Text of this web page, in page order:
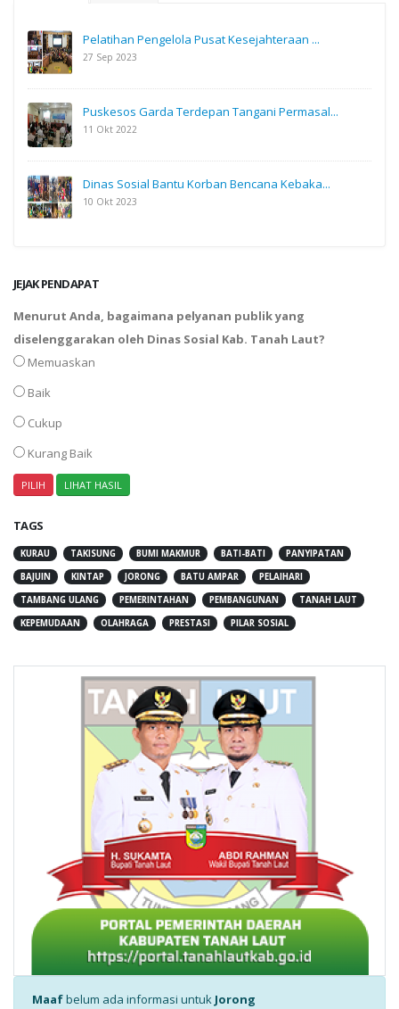
Pelatihan Pengelola Pusat Kesejahteraan ...
27 Sep 2023
Puskesos Garda Terdepan Tangani Permasal...
11 Okt 2022
Dinas Sosial Bantu Korban Bencana Kebaka...
10 Okt 2023
JEJAK PENDAPAT
Menurut Anda, bagaimana pelyanan publik yang
diselenggarakan oleh Dinas Sosial Kab. Tanah Laut?
Memuaskan
Baik
Cukup
Kurang Baik
TAGS
KURAU TAKISUNG BUMI MAKMUR BATI-BATI
PANYIPATAN
BAJUIN
KINTAP JORONG BATU AMPAR
PELAIHARI
TAMBANG ULANG
PEMERINTAHAN PEMBANGUNAN
TANAH LAUT
KEPEMUDAAN
OLAHRAGA PRESTASI PILAR SOSIAL
Maafbelum ada informasi untuk Jorong